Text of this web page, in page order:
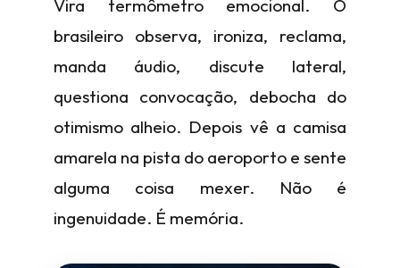
Vira termômetro emocional. O
brasileiro observa, ironiza, reclama,
manda áudio, discute lateral,
questiona convocação, debocha do
otimismo alheio. Depois vê a camisa
amarela na pista do aeroporto e sente
alguma coisa mexer. Não é
ingenuidade. É memória.